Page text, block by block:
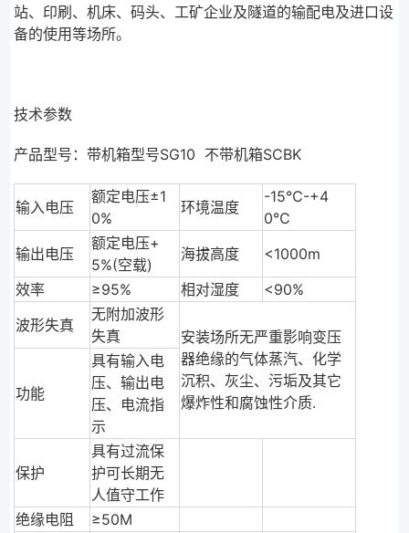
站、印刷、机床、码头、工矿企业及隧道的输配电及进口设
备的使用等场所。
技术参数
产品型号：带机箱型号SG10 不带机箱SCBK
输入电压
额定电压±1
0%
环境温度
-15℃-+4
0℃
输出电压
额定电压+
5%(空载)
海拔高度
<1000m
效率
≥95% 相对湿度
<90%
波形失真
无附加波形
失真
安装场所无严重影响变压
器绝缘的气体蒸汽、化学
沉积、灰尘、污垢及其它
爆炸性和腐蚀性介质.
功能
具有输入电
压、输出电
压、电流指
示
保护
具有过流保
护可长期无
人值守工作
绝缘电阻
≥50M